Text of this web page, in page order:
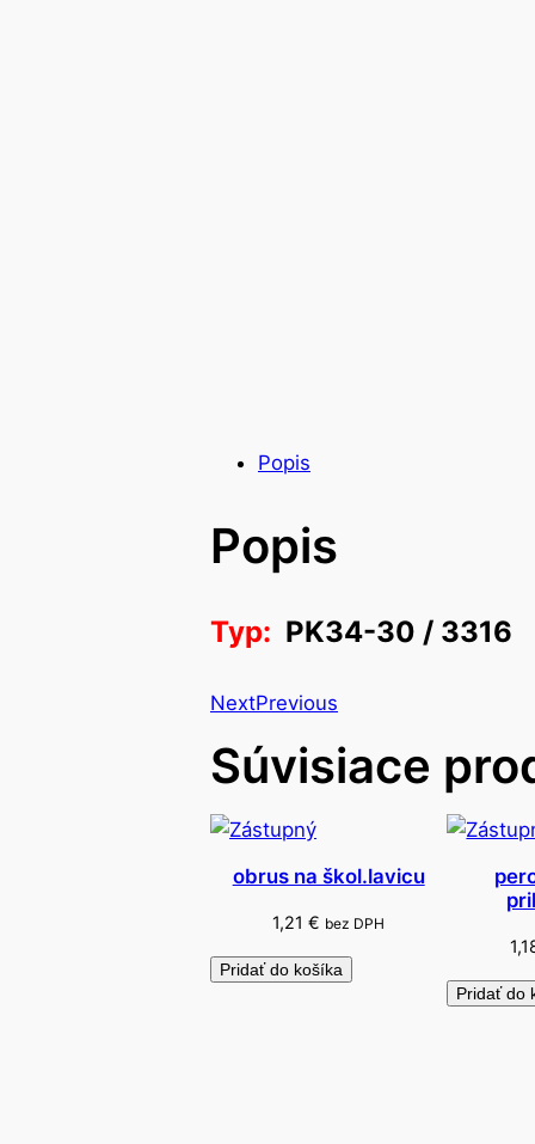
Popis
Popis
Typ: PK34-30 / 3316
NextPrevious
Súvisiace
obrus na škol.lavicu
1,21€ bez DPH
Pridať do košíka
Pridať do